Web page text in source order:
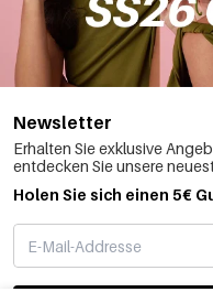
Newsletter
Erhalten Sie exklusive
entdecken Sie unsere
Holen Sie sich einen 5€